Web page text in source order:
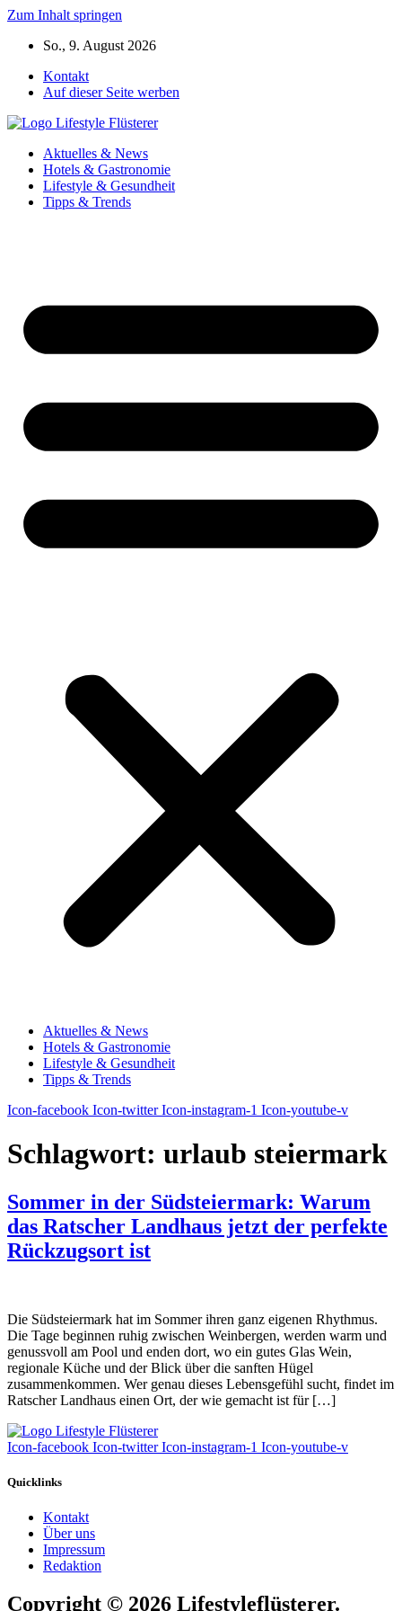
Zum Inhalt springen
So., 9. August 2026
Kontakt
Auf dieser Seite werben
Aktuelles & News
Hotels & Gastronomie
Lifestyle & Gesundheit
Tipps & Trends
Aktuelles & News
Hotels & Gastronomie
Lifestyle & Gesundheit
Tipps & Trends
Icon-facebook Icon-twitter Icon-instagram-1 Icon-youtube-v
Schlagwort: urlaub steiermark
Sommer in der Südsteiermark: Warum
das Ratscher Landhaus jetzt der perfekte
Rückzugsort ist
Die Südsteiermark hat im Sommer ihren ganz eigenen Rhythmus.
Die Tage beginnen ruhig zwischen Weinbergen, werden warm und
genussvoll am Pool und enden dort, wo ein gutes Glas Wein,
regionale Küche und der Blick über die sanften Hügel
zusammenkommen. Wer genau dieses Lebensgefühl sucht, findet im
Ratscher Landhaus einen Ort, der wie gemacht ist für […]
Icon-facebook Icon-twitter Icon-instagram-1 Icon-youtube-v
Quicklinks
Kontakt
Über uns
Impressum
Redaktion
Copyright © 2026 Lifestyleflüsterer.